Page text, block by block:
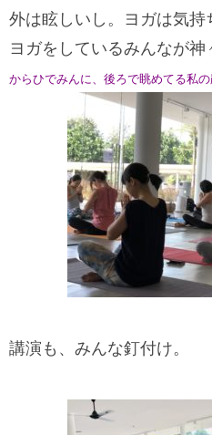
外は眩しいし。ヨガは気持
ヨガをしているみんなが
からひでみんに、後ろで眺めてる私
講演も、みんな釘付け。